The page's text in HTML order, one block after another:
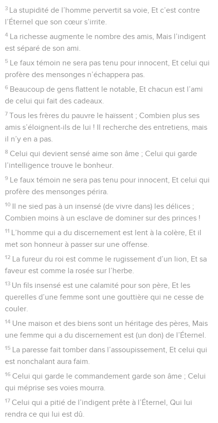
3 La stupidité de l’homme pervertit sa voie, Et c’est contre
l’Éternel que son cœur s’irrite.
4 La richesse augmente le nombre des amis, Mais l’indigent
est séparé de son ami.
5 Le faux témoin ne sera pas tenu pour innocent, Et celui qui
profère des mensonges n’échappera pas.
6 Beaucoup de gens flattent le notable, Et chacun est l’ami
de celui qui fait des cadeaux.
7 Tous les frères du pauvre le haïssent ; Combien plus ses
amis s’éloignent-ils de lui ! Il recherche des entretiens, mais
il n’y en a pas.
8 Celui qui devient sensé aime son âme ; Celui qui garde
l’intelligence trouve le bonheur.
9 Le faux témoin ne sera pas tenu pour innocent, Et celui qui
profère des mensonges périra.
10 Il ne sied pas à un insensé (de vivre dans) les délices ;
Combien moins à un esclave de dominer sur des princes !
11 L’homme qui a du discernement est lent à la colère, Et il
met son honneur à passer sur une offense.
12 La fureur du roi est comme le rugissement d’un lion, Et sa
faveur est comme la rosée sur l’herbe.
13 Un fils insensé est une calamité pour son père, Et les
querelles d’une femme sont une gouttière qui ne cesse de
couler.
14 Une maison et des biens sont un héritage des pères, Mais
une femme qui a du discernement est (un don) de l’Éternel.
15 La paresse fait tomber dans l’assoupissement, Et celui qui
est nonchalant aura faim.
16 Celui qui garde le commandement garde son âme ; Celui
qui méprise ses voies mourra.
17 Celui qui a pitié de l’indigent prête à l’Éternel, Qui lui
rendra ce qui lui est dû.